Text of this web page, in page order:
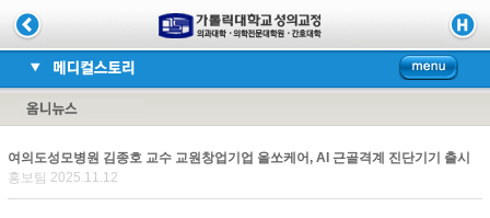
여의도성모병원 김종호 교수 교원창업기업 올쏘케어, AI 근골격계 진단기기 출시
홍보팀 2025.11.12